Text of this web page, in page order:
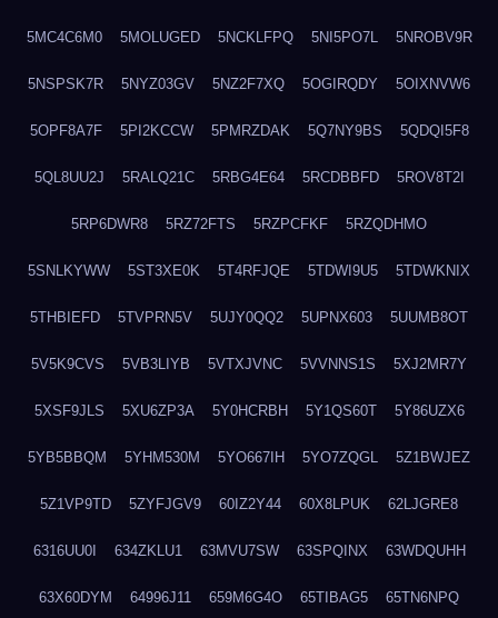
5MC4C6M0 5MOLUGED 5NCKLFPQ 5NI5PO7L 5NROBV9R
5NSPSK7R 5NYZ03GV 5NZ2F7XQ 5OGIRQDY 5OIXNVW6
5OPF8A7F 5PI2KCCW 5PMRZDAK 5Q7NY9BS 5QDQI5F8
5QL8UU2J 5RALQ21C 5RBG4E64 5RCDBBFD 5ROV8T2I
5RP6DWR8 5RZ72FTS 5RZPCFKF 5RZQDHMO
5SNLKYWW 5ST3XE0K 5T4RFJQE 5TDWI9U5 5TDWKNIX
5THBIEFD 5TVPRN5V 5UJY0QQ2 5UPNX603 5UUMB8OT
5V5K9CVS 5VB3LIYB 5VTXJVNC 5VVNNS1S 5XJ2MR7Y
5XSF9JLS 5XU6ZP3A 5Y0HCRBH 5Y1QS60T 5Y86UZX6
5YB5BBQM 5YHM530M 5YO667IH 5YO7ZQGL 5Z1BWJEZ
5Z1VP9TD 5ZYFJGV9 60IZ2Y44 60X8LPUK 62LJGRE8
6316UU0I 634ZKLU1 63MVU7SW 63SPQINX 63WDQUHH
63X60DYM 64996J11 659M6G4O 65TIBAG5 65TN6NPQ